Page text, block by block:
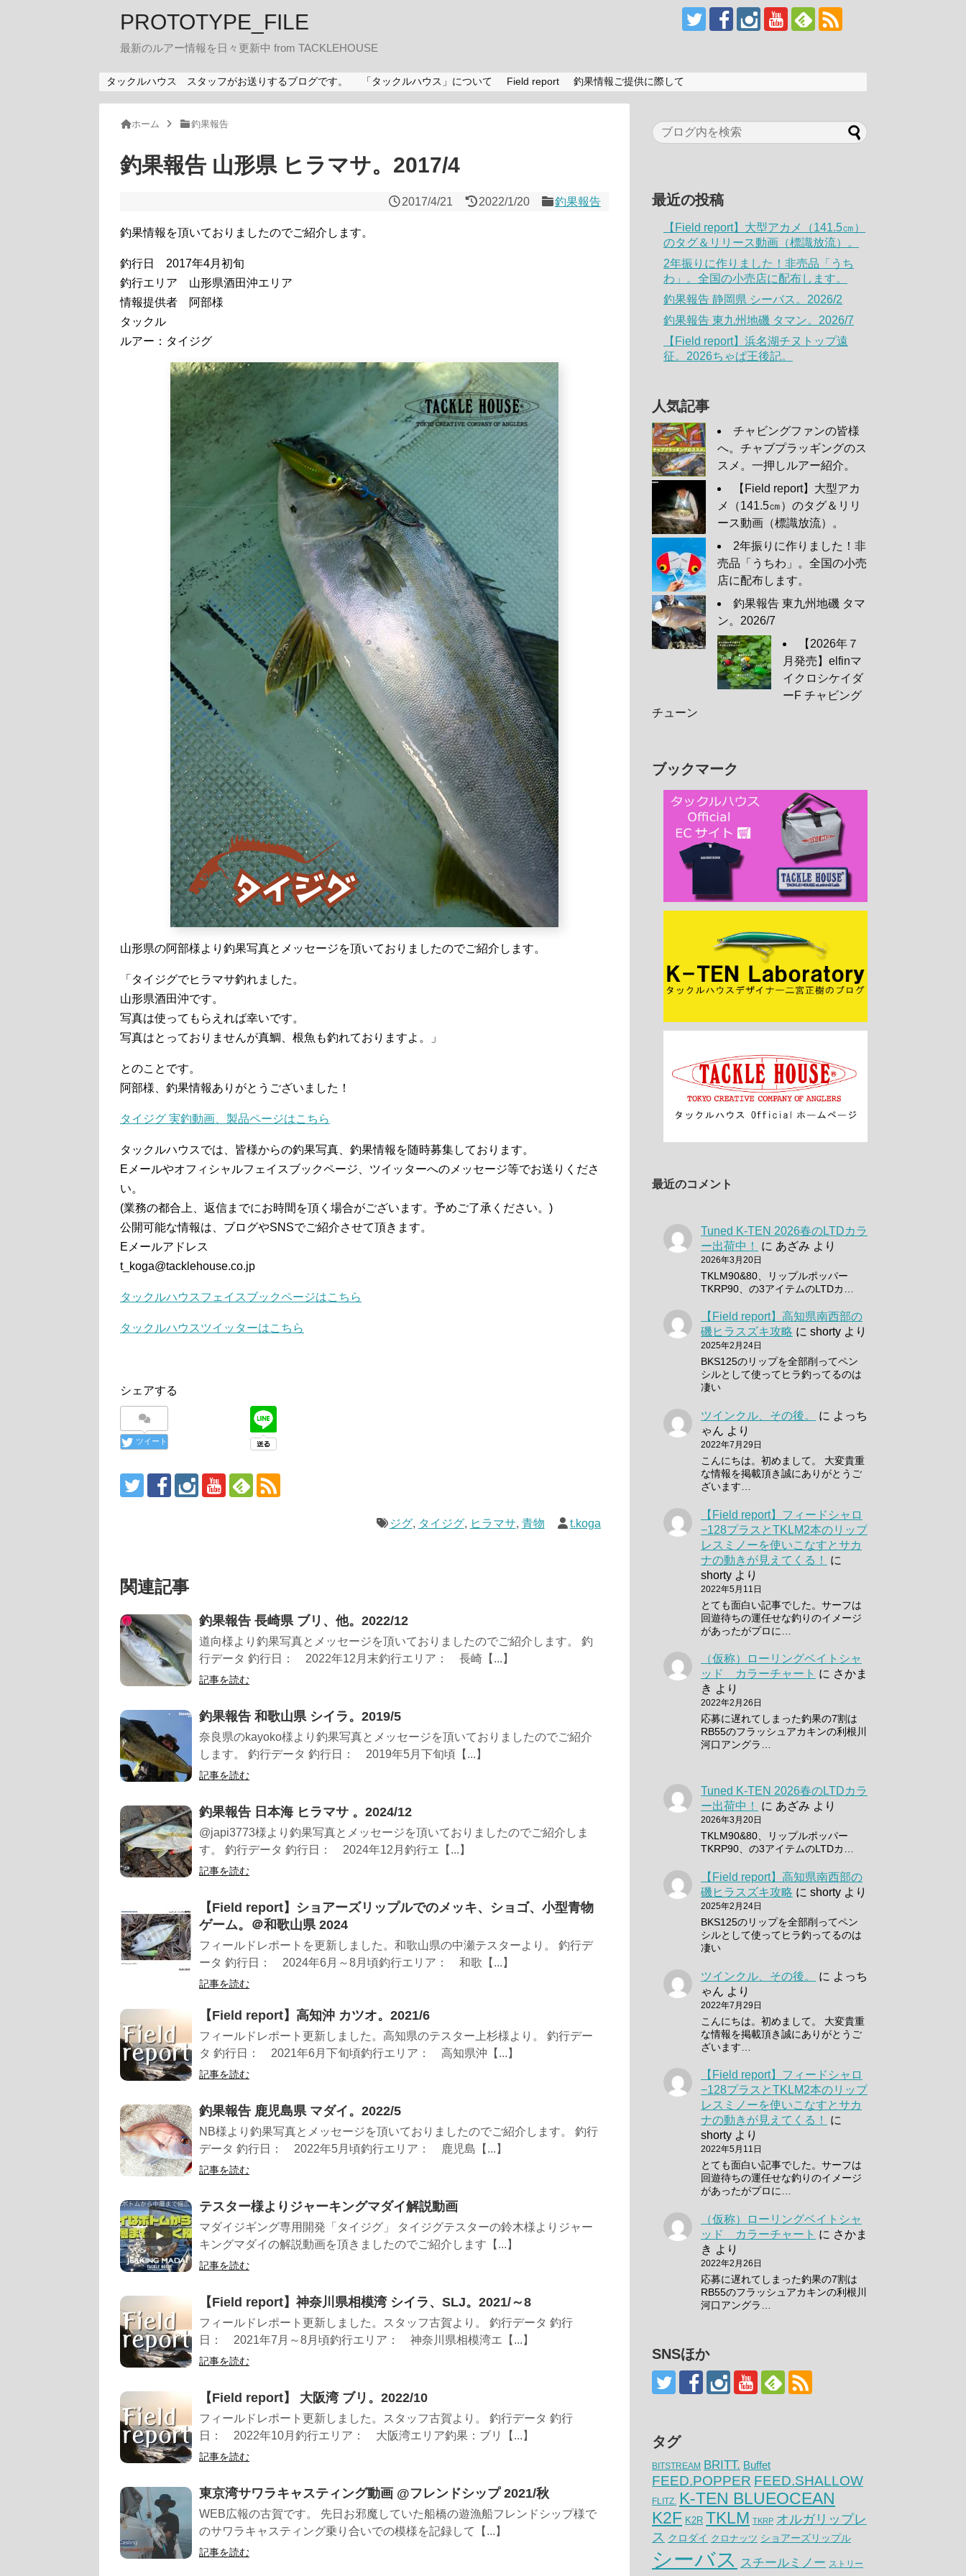
PROTOTYPE_FILE
最新のルアー情報を日々更新中 from TACKLEHOUSE
タックルハウス スタッフがお送りするブログです。 「タックルハウス」について Field report 釣果情報ご提供に際して
ホーム 釣果報告
釣果報告 山形県 ヒラマサ。2017/4
2017/4/21 2022/1/20 釣果報告
釣果情報を頂いておりましたのでご紹介します。
釣行日 2017年4月初旬
釣行エリア 山形県酒田沖エリア
情報提供者 阿部様
タックル
ルアー：タイジグ
山形県の阿部様より釣果写真とメッセージを頂いておりましたのでご紹介します。
「タイジグでヒラマサ釣れました。
山形県酒田沖です。
写真は使ってもらえれば幸いです。
写真はとっておりませんが真鯛、根魚も釣れておりますよ。」
とのことです。
阿部様、釣果情報ありがとうございました！
タイジグ 実釣動画、製品ページはこちら
タックルハウスでは、皆様からの釣果写真、釣果情報を随時募集しております。
Eメールやオフィシャルフェイスブックページ、ツイッターへのメッセージ等でお送りくださ
い。
(業務の都合上、返信までにお時間を頂く場合がございます。予めご了承ください。)
公開可能な情報は、ブログやSNSでご紹介させて頂きます。
Eメールアドレス
t_koga@tacklehouse.co.jp
タックルハウスフェイスブックページはこちら
タックルハウスツイッターはこちら
シェアする
ツイート
ジグ, タイジグ, ヒラマサ, 青物 t.koga
関連記事
釣果報告 長崎県 ブリ、他。2022/12
道向様より釣果写真とメッセージを頂いておりましたのでご紹介します。 釣
行データ 釣行日： 2022年12月末釣行エリア： 長崎【...】
記事を読む
釣果報告 和歌山県 シイラ。2019/5
奈良県のkayoko様より釣果写真とメッセージを頂いておりましたのでご紹介
します。 釣行データ 釣行日： 2019年5月下旬頃【...】
記事を読む
釣果報告 日本海 ヒラマサ 。2024/12
@japi3773様より釣果写真とメッセージを頂いておりましたのでご紹介しま
す。 釣行データ 釣行日： 2024年12月釣行エ【...】
記事を読む
【Field report】ショアーズリップルでのメッキ、ショゴ、小型青物
ゲーム。＠和歌山県 2024
フィールドレポートを更新しました。和歌山県の中瀬テスターより。 釣行デ
ータ 釣行日： 2024年6月～8月頃釣行エリア： 和歌【...】
記事を読む
【Field report】高知沖 カツオ。2021/6
フィールドレポート更新しました。高知県のテスター上杉様より。 釣行デー
タ 釣行日： 2021年6月下旬頃釣行エリア： 高知県沖【...】
記事を読む
釣果報告 鹿児島県 マダイ。2022/5
NB様より釣果写真とメッセージを頂いておりましたのでご紹介します。 釣行
データ 釣行日： 2022年5月頃釣行エリア： 鹿児島【...】
記事を読む
テスター様よりジャーキングマダイ解説動画
マダイジギング専用開発「タイジグ」 タイジグテスターの鈴木様よりジャー
キングマダイの解説動画を頂きましたのでご紹介します【...】
記事を読む
【Field report】神奈川県相模湾 シイラ、SLJ。2021/～8
フィールドレポート更新しました。スタッフ古賀より。 釣行データ 釣行
日： 2021年7月～8月頃釣行エリア： 神奈川県相模湾エ【...】
記事を読む
【Field report】 大阪湾 ブリ。2022/10
フィールドレポート更新しました。スタッフ古賀より。 釣行データ 釣行
日： 2022年10月釣行エリア： 大阪湾エリア釣果：ブリ【...】
記事を読む
東京湾サワラキャスティング動画 @フレンドシップ 2021/秋
WEB広報の古賀です。 先日お邪魔していた船橋の遊漁船フレンドシップ様で
のサワラキャスティング乗り合いでの模様を記録して【...】
記事を読む
最近の投稿
【Field report】大型アカメ（141.5㎝）
のタグ＆リリース動画（標識放流）。
2年振りに作りました！非売品「うち
わ」。全国の小売店に配布します。
釣果報告 静岡県 シーバス。2026/2
釣果報告 東九州地磯 タマン。2026/7
【Field report】浜名湖チヌトップ遠
征。2026ちゃぱ王後記。
人気記事
チャビングファンの皆様
へ。チャブプラッギングのス
スメ。一押しルアー紹介。
【Field report】大型アカ
メ（141.5㎝）のタグ＆リリ
ース動画（標識放流）。
2年振りに作りました！非
売品「うちわ」。全国の小売
店に配布します。
釣果報告 東九州地磯 タマ
ン。2026/7
【2026年７
月発売】elfinマ
イクロシケイダ
ーF チャビング
チューン
ブックマーク
最近のコメント
Tuned K-TEN 2026春のLTDカラ
ー出荷中！
に あざみ より
2026年3月20日
TKLM90&80、リップルポッパー
TKRP90、の3アイテムのLTDカ…
【Field report】高知県南西部の
磯ヒラスズキ攻略 に shorty より
2025年2月24日
BKS125のリップを全部削ってペン
シルとして使ってヒラ釣ってるのは
凄い
ツインクル、その後。 に よっち
ゃん より
2022年7月29日
こんにちは。初めまして。 大変貴重
な情報を掲載頂き誠にありがとうご
ざいます…
【Field report】フィードシャロ
−128プラスとTKLM2本のリップ
レスミノーを使いこなすとサカ
ナの動きが見えてくる！
に
shorty より
2022年5月11日
とても面白い記事でした。サーフは
回遊待ちの運任せな釣りのイメージ
があったがプロに…
（仮称）ローリングベイトシャ
ッド カラーチャート に さかま
き より
2022年2月26日
応募に遅れてしまった釣果の7割は
RB55のフラッシュアカキンの利根川
河口アングラ…
Tuned K-TEN 2026春のLTDカラ
ー出荷中！
に あざみ より
2026年3月20日
TKLM90&80、リップルポッパー
TKRP90、の3アイテムのLTDカ…
【Field report】高知県南西部の
磯ヒラスズキ攻略 に shorty より
2025年2月24日
BKS125のリップを全部削ってペン
シルとして使ってヒラ釣ってるのは
凄い
ツインクル、その後。 に よっち
ゃん より
2022年7月29日
こんにちは。初めまして。 大変貴重
な情報を掲載頂き誠にありがとうご
ざいます…
【Field report】フィードシャロ
−128プラスとTKLM2本のリップ
レスミノーを使いこなすとサカ
ナの動きが見えてくる！
に
shorty より
2022年5月11日
とても面白い記事でした。サーフは
回遊待ちの運任せな釣りのイメージ
があったがプロに…
（仮称）ローリングベイトシャ
ッド カラーチャート に さかま
き より
2022年2月26日
応募に遅れてしまった釣果の7割は
RB55のフラッシュアカキンの利根川
河口アングラ…
SNSほか
タグ
BITSTREAM BRITT. Buffet
FEED.POPPER FEED.SHALLOW
FLITZ. K-TEN BLUEOCEAN
K2F K2R TKLM TKRP オルガリップレ
ス クロダイ クロナッツ ショアーズリップル
シーバス スチールミノー ストリー